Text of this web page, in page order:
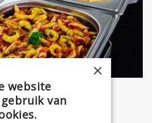
×
website
van